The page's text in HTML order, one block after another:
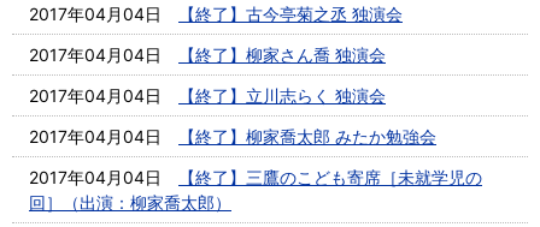
2017年04月04日
【終了】古今亭菊之丞 独演会
2017年04月04日
【終了】柳家さん喬 独演会
2017年04月04日
【終了】立川志らく 独演会
2017年04月04日
【終了】柳家喬太郎 みたか勉強会
2017年04月04日
【終了】三鷹のこども寄席［未就学児の
回］（出演：柳家喬太郎）